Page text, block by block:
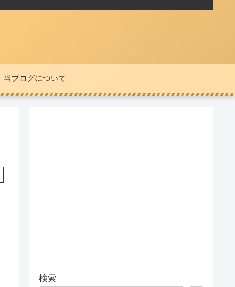
当ブログについて
検索